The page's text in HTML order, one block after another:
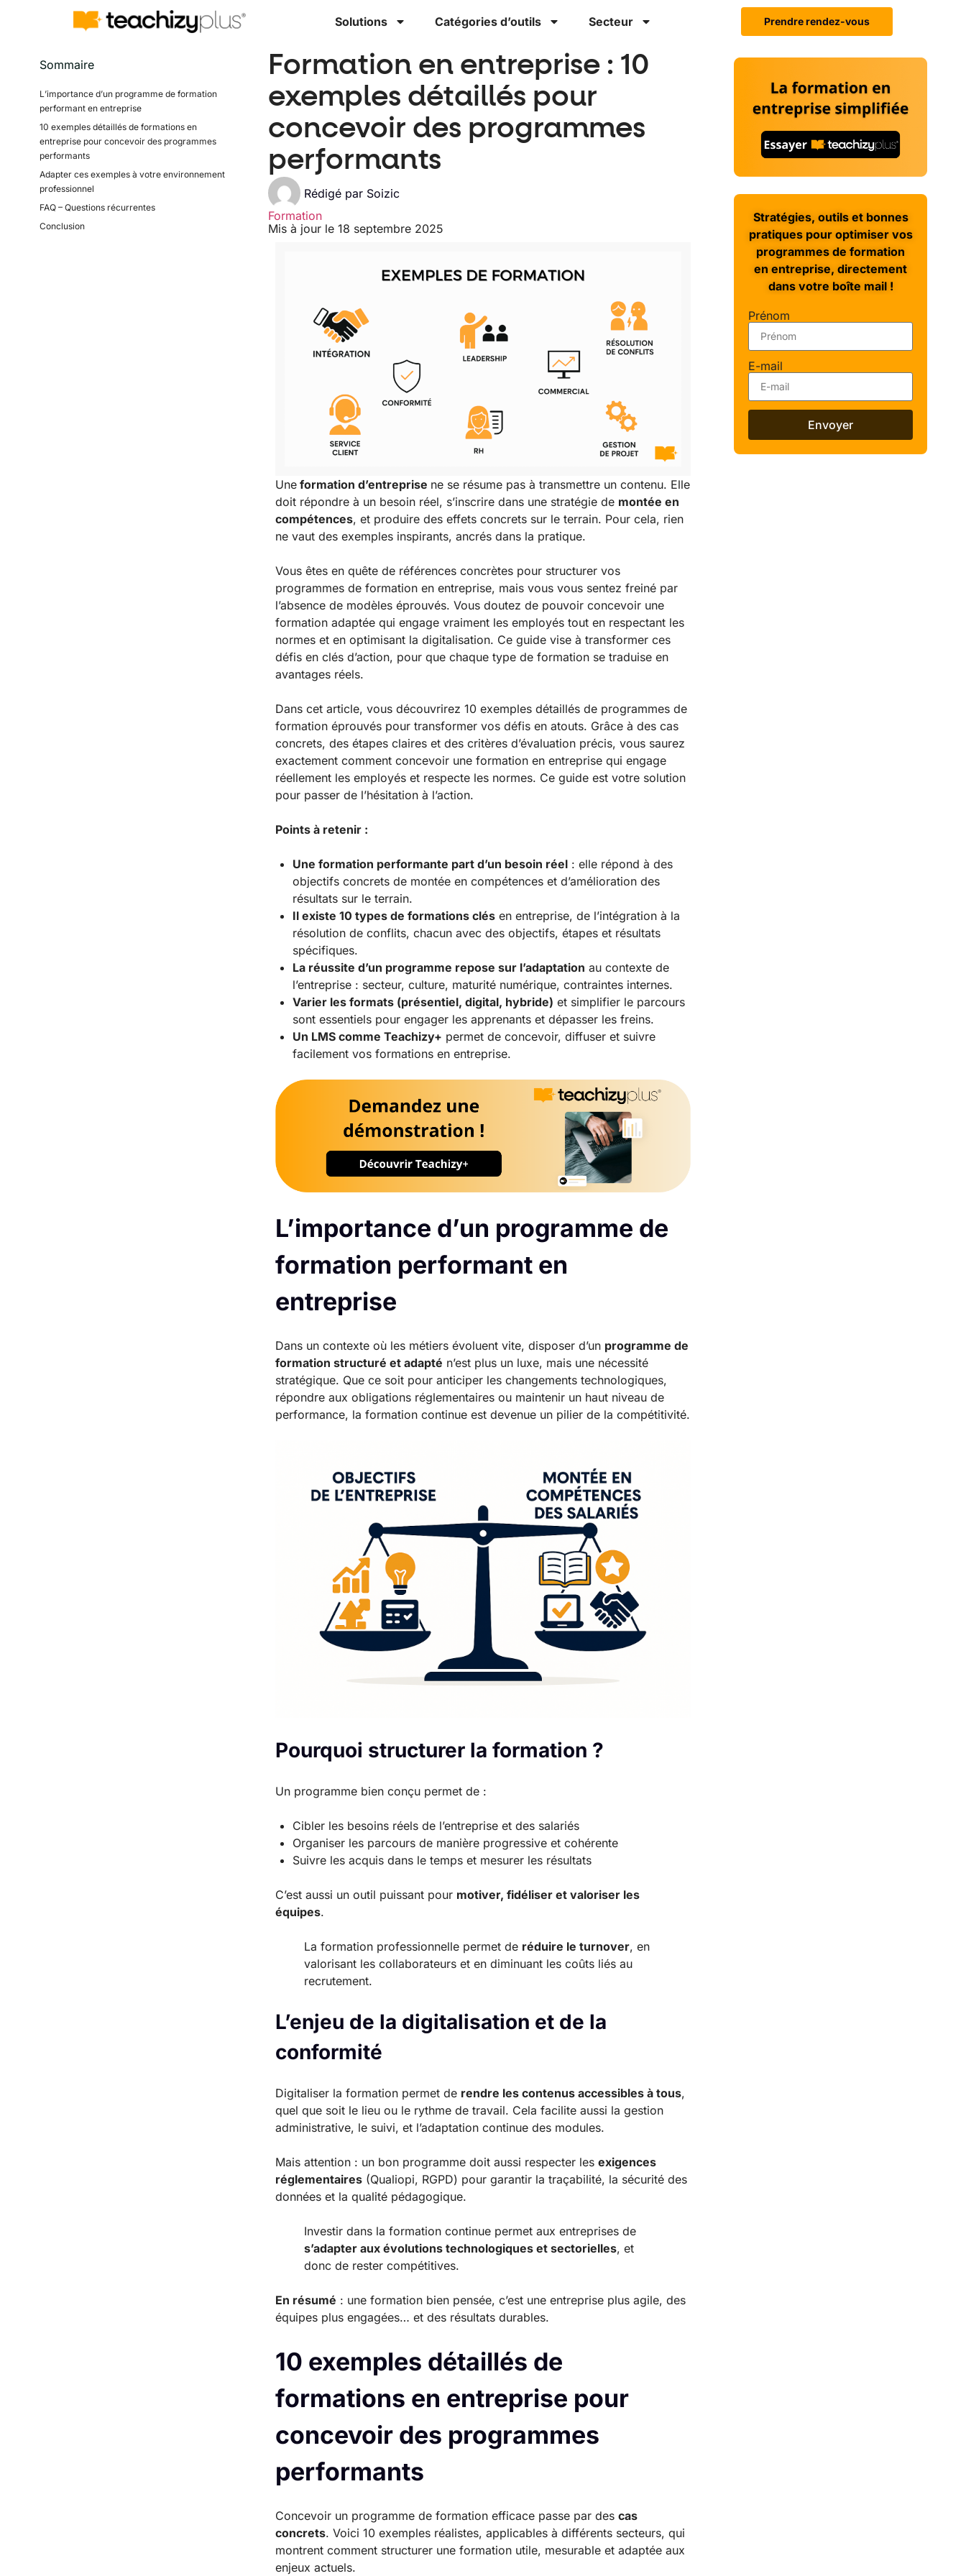
Solutions Catégories d’outils Secteur Prendre rendez-vous
Sommaire
L’importance d’un programme de formation
performant en entreprise
10 exemples détaillés de formations en
entreprise pour concevoir des programmes
performants
Adapter ces exemples à votre environnement
professionnel
FAQ – Questions récurrentes
Conclusion
Formation en entreprise : 10
exemples détaillés pour
concevoir des programmes
performants
Rédigé parSoizic
Formation
Mis à jour le 18 septembre 2025
Uneformation d’entreprise ne se résume pas à transmettre un contenu. Elle
doit répondre à un besoin réel, s’inscrire dans une stratégie de montée en
compétences, et produire des effets concrets sur le terrain. Pour cela, rien
ne vaut des exemples inspirants, ancrés dans la pratique.
Vous êtes en quête de références concrètes pour structurer vos
programmes de formation en entreprise, mais vous vous sentez freiné par
l’absence de modèles éprouvés. Vous doutez de pouvoir concevoir une
formation adaptée qui engage vraiment les employés tout en respectant les
normes et en optimisant la digitalisation. Ce guide vise à transformer ces
défis en clés d’action, pour que chaque type de formation se traduise en
avantages réels.
Dans cet article, vous découvrirez 10 exemples détaillés de programmes de
formation éprouvés pour transformer vos défis en atouts. Grâce à des cas
concrets, des étapes claires et des critères d’évaluation précis, vous saurez
exactement comment concevoir une formation en entreprise qui engage
réellement les employés et respecte les normes. Ce guide est votre solution
pour passer de l’hésitation à l’action.
Points à retenir :
Une formation performante part d’un besoin réel: elle répond à des
objectifs concrets de montée en compétences et d’amélioration des
résultats sur le terrain.
Il existe 10 types de formations clésen entreprise, de l’intégration à la
résolution de conflits, chacun avec des objectifs, étapes et résultats
spécifiques.
La réussite d’un programme repose sur l’adaptation au contexte de
l’entreprise : secteur, culture, maturité numérique, contraintes internes.
Varier les formats (présentiel, digital, hybride) et simplifier le parcours
sont essentiels pour engager les apprenants et dépasser les freins.
Un LMS comme Teachizy+ permet de concevoir, diffuser et suivre
facilement vos formations en entreprise.
L’importance d’un programme de
formation performant en
entreprise
Dans un contexte où les métiers évoluent vite, disposer d’un programme de
formation structuré et adapté n’est plus un luxe, mais une nécessité
stratégique. Que ce soit pour anticiper les changements technologiques,
répondre aux obligations réglementaires ou maintenir un haut niveau de
performance, la formation continue est devenue un pilier de la compétitivité.
Pourquoi structurer la formation ?
Un programme bien conçu permet de :
Cibler les besoins réels de l’entreprise et des salariés
Organiser les parcours de manière progressive et cohérente
Suivre les acquis dans le temps et mesurer les résultats
C’est aussi un outil puissant pour motiver, fidéliser et valoriser les
équipes.
La formation professionnelle permet de réduire le turnover, en
valorisant les collaborateurs et en diminuant les coûts liés au
recrutement.
L’enjeu de la digitalisation et de la
conformité
Digitaliser la formation permet de rendre les contenus accessibles à tous,
quel que soit le lieu ou le rythme de travail. Cela facilite aussi la gestion
administrative, le suivi, et l’adaptation continue des modules.
Mais attention : un bon programme doit aussi respecter les exigences
réglementaires(Qualiopi, RGPD) pour garantir la traçabilité, la sécurité des
données et la qualité pédagogique.
Investir dans la formation continue permet aux entreprises de
s’adapter aux évolutions technologiques et sectorielles, et
donc de rester compétitives.
En résumé : une formation bien pensée, c’est une entreprise plus agile, des
équipes plus engagées… et des résultats durables.
10 exemples détaillés de
formations en entreprise pour
concevoir des programmes
performants
Concevoir un programme de formation efficace passe par des cas
concrets. Voici 10 exemples réalistes, applicables à différents secteurs, qui
montrent comment structurer une formation utile, mesurable et adaptée aux
enjeux actuels.
Stratégies, outils et bonnes
pratiques pour optimiser vos
programmes de formation
en entreprise, directement
dans votre boîte mail !
Prénom
E-mail
Envoyer